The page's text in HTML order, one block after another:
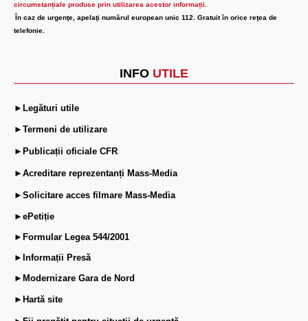
circumstanțiale produse prin utilizarea acestor informații.
În caz de urgenţe, apelaţi numărul european unic 112. Gratuit în orice reţea de
telefonie.
INFO UTILE
►Legături utile
►Termeni de utilizare
►Publicații oficiale CFR
►Acreditare reprezentanți Mass-Media
►Solicitare acces filmare Mass-Media
►ePetiție
►Formular Legea 544/2001
►Informații Presă
►Modernizare Gara de Nord
►Hartă site